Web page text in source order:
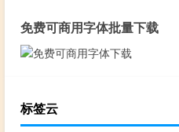
免费可商用字体批量下载
标签云